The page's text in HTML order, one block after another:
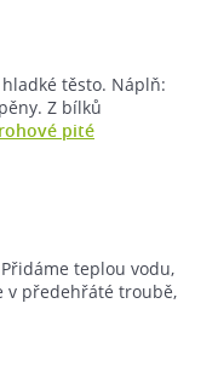
těsto. Náplň:
Z bílků
pité
teplou vodu,
v předehřáté troubě,